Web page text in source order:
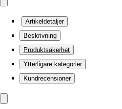
Artikeldetaljer
Beskrivning
Produktsäkerhet
Ytterligare kategorier
Kundrecensioner